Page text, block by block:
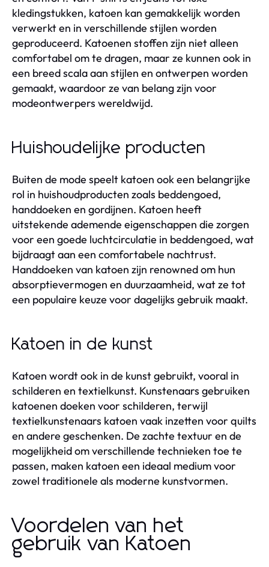
kledingstukken, katoen kan gemakkelijk worden
verwerkt en in verschillende stijlen worden
geproduceerd. Katoenen stoffen zijn niet alleen
comfortabel om te dragen, maar ze kunnen ook in
een breed scala aan stijlen en ontwerpen worden
gemaakt, waardoor ze van belang zijn voor
modeontwerpers wereldwijd.
Huishoudelijke producten
Buiten de mode speelt katoen ook een belangrijke
rol in huishoudproducten zoals beddengoed,
handdoeken en gordijnen. Katoen heeft
uitstekende ademende eigenschappen die zorgen
voor een goede luchtcirculatie in beddengoed, wat
bijdraagt aan een comfortabele nachtrust.
Handdoeken van katoen zijn renowned om hun
absorptievermogen en duurzaamheid, wat ze tot
een populaire keuze voor dagelijks gebruik maakt.
Katoen in de kunst
Katoen wordt ook in de kunst gebruikt, vooral in
schilderen en textielkunst. Kunstenaars gebruiken
katoenen doeken voor schilderen, terwijl
textielkunstenaars katoen vaak inzetten voor quilts
en andere geschenken. De zachte textuur en de
mogelijkheid om verschillende technieken toe te
passen, maken katoen een ideaal medium voor
zowel traditionele als moderne kunstvormen.
Voordelen van het
gebruik van Katoen